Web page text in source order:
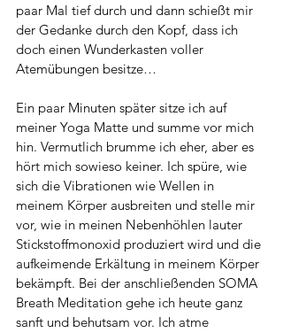
paar Mal tief durch und dann schießt mir
der Gedanke durch den Kopf, dass ich
doch einen Wunderkasten voller
Atemübungen besitze…
Ein paar Minuten später sitze ich auf
meiner Yoga Matte und summe vor mich
hin. Vermutlich brumme ich eher, aber es
hört mich sowieso keiner. Ich spüre, wie
sich die Vibrationen wie Wellen in
meinem Körper ausbreiten und stelle mir
vor, wie in meinen Nebenhöhlen lauter
Stickstoffmonoxid produziert wird und die
aufkeimende Erkältung in meinem Körper
bekämpft. Bei der anschließenden SOMA
Breath Meditation gehe ich heute ganz
sanft und behutsam vor. Ich atme